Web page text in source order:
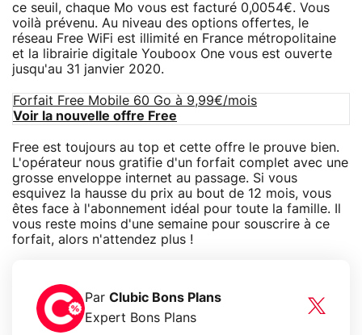
ce seuil, chaque Mo vous est facturé 0,0054€. Vous
voilà prévenu. Au niveau des options offertes, le
réseau Free WiFi est illimité en France métropolitaine
et la librairie digitale Youboox One vous est ouverte
jusqu'au 31 janvier 2020.
Forfait Free Mobile 60 Go à 9,99€/mois
Voir la nouvelle offre Free
Free est toujours au top et cette offre le prouve bien.
L'opérateur nous gratifie d'un forfait complet avec une
grosse enveloppe internet au passage. Si vous
esquivez la hausse du prix au bout de 12 mois, vous
êtes face à l'abonnement idéal pour toute la famille. Il
vous reste moins d'une semaine pour souscrire à ce
forfait, alors n'attendez plus !
Par Clubic Bons Plans
Expert Bons Plans